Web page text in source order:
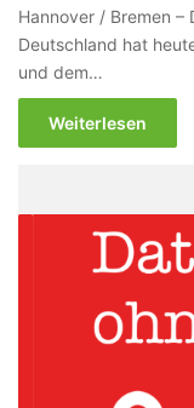
Hannover / Bremen –
Deutschland hat
und dem…
Weiterlesen